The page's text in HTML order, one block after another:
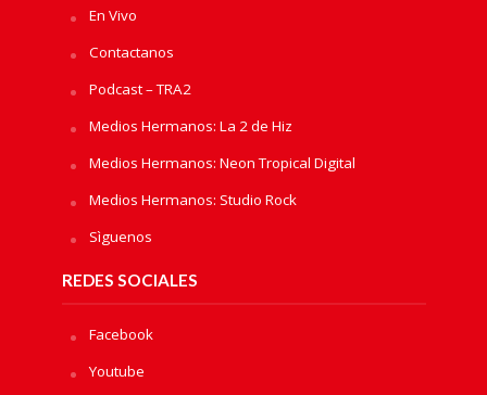
En Vivo
Contactanos
Podcast – TRA2
Medios Hermanos: La 2 de Hiz
Medios Hermanos: Neon Tropical Digital
Medios Hermanos: Studio Rock
Sìguenos
REDES SOCIALES
Facebook
Youtube